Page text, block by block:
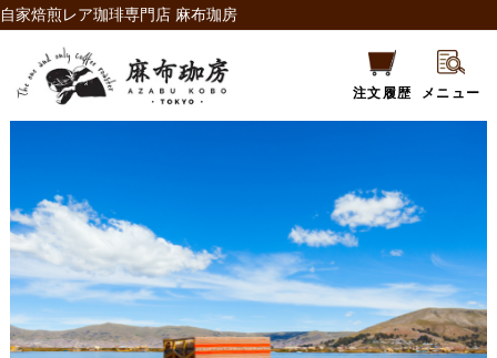
自家焙煎レア珈琲専門店 麻布珈房
注文履歴 メニュー